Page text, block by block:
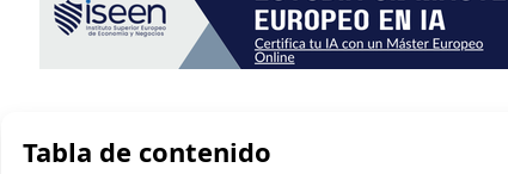
Tabla de contenido